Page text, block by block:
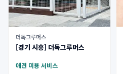
더독그루머스
[경기 시흥] 더독그루머스
애견 미용 서비스